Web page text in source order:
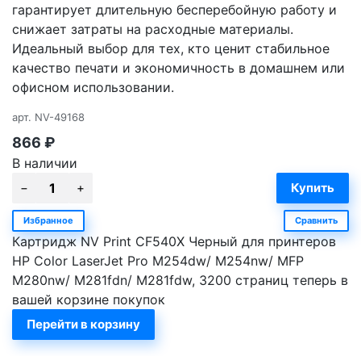
гарантирует длительную бесперебойную работу и
снижает затраты на расходные материалы.
Идеальный выбор для тех, кто ценит стабильное
качество печати и экономичность в домашнем или
офисном использовании.
арт. NV-49168
866 ₽
В наличии
Избранное Сравнить
Картридж NV Print CF540X Черный для принтеров
HP Color LaserJet Pro M254dw/ M254nw/ MFP
M280nw/ M281fdn/ M281fdw, 3200 страниц теперь в
вашей корзине покупок
Перейти в корзину